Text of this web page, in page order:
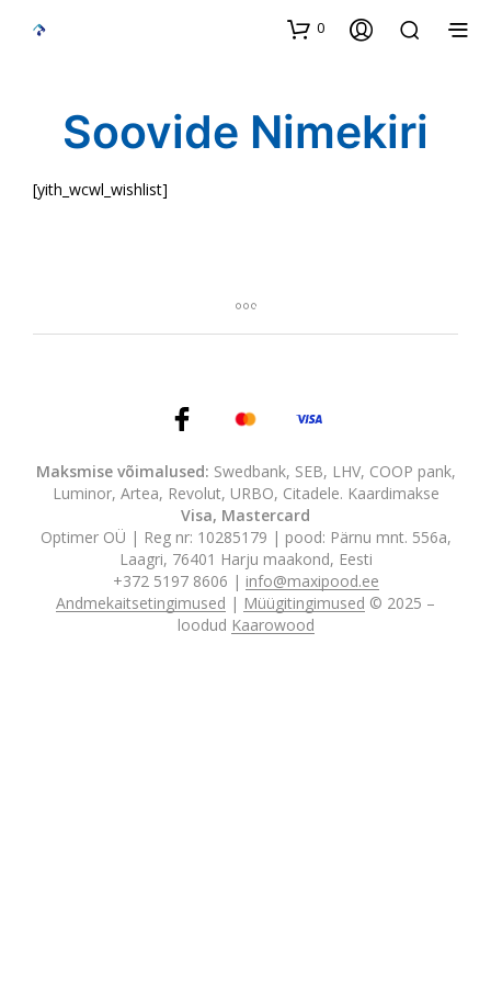
0
Soovide Nimekiri
[yith_wcwl_wishlist]
Maksmise võimalused: Swedbank, SEB, LHV, COOP pank,
Luminor, Artea, Revolut, URBO, Citadele. Kaardimakse
Visa, Mastercard
Optimer OÜ | Reg nr: 10285179 | pood: Pärnu mnt. 556a,
Laagri, 76401 Harju maakond, Eesti
+372 5197 8606 | info@maxipood.ee
Andmekaitsetingimused | Müügitingimused © 2025 –
loodud Kaarowood